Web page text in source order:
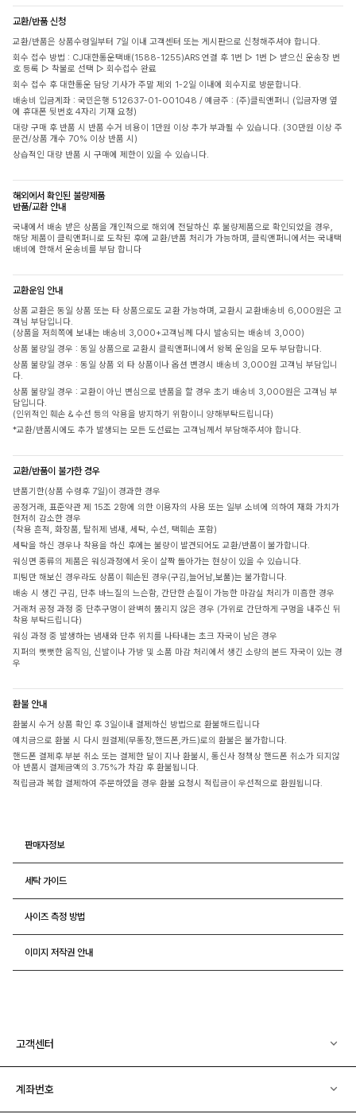
교환/반품 신청
교환/반품은 상품수령일부터 7일 이내 고객센터 또는 게시판으로 신청해주셔야 합니다.
회수 접수 방법 : CJ대한통운택배(1588-1255)ARS 연결 후 1번 ▷ 1번 ▷ 받으신 운송장 번
호 등록 ▷ 착불로 선택 ▷ 회수접수 완료
회수 접수 후 대한통운 담당 기사가 주말 제외 1-2일 이내에 회수지로 방문합니다.
배송비 입금계좌 : 국민은행 512637-01-001048 / 예금주 : (주)클릭앤퍼니 (입금자명 옆
에 휴대폰 뒷번호 4자리 기재 요청)
대량 구매 후 반품 시 반품 수거 비용이 1만원 이상 추가 부과될 수 있습니다. (30만원 이상 주
문건/상품 개수 70% 이상 반품 시)
상습적인 대량 반품 시 구매에 제한이 있을 수 있습니다.
해외에서 확인된 불량제품
반품/교환 안내
국내에서 배송 받은 상품을 개인적으로 해외에 전달하신 후 불량제품으로 확인되었을 경우,
해당 제품이 클릭앤퍼니로 도착된 후에 교환/반품 처리가 가능하며, 클릭앤퍼니에서는 국내택
배비에 한해서 운송비를 부담 합니다
교환운임 안내
상품 교환은 동일 상품 또는 타 상품으로도 교환 가능하며, 교환시 교환배송비 6,000원은 고
객님 부담입니다.
(상품을 저희쪽에 보내는 배송비 3,000+고객님께 다시 발송되는 배송비 3,000)
상품 불량일 경우 : 동일 상품으로 교환시 클릭앤퍼니에서 왕복 운임을 모두 부담합니다.
상품 불량일 경우 : 동일 상품 외 타 상품이나 옵션 변경시 배송비 3,000원 고객님 부담입니
다.
상품 불량일 경우 : 교환이 아닌 변심으로 반품을 할 경우 초기 배송비 3,000원은 고객님 부
담입니다.
(인위적인 훼손 & 수선 등의 악용을 방지하기 위함이니 양해부탁드립니다)
*교환/반품시에도 추가 발생되는 모든 도선료는 고객님께서 부담해주셔야 합니다.
교환/반품이 불가한 경우
반품기한(상품 수령후 7일)이 경과한 경우
공정거래, 표준약관 제 15조 2항에 의한 이용자의 사용 또는 일부 소비에 의하여 재화 가치가
현저히 감소한 경우
(착용 흔적, 화장품, 탈취제 냄새, 세탁, 수선, 택훼손 포함)
세탁을 하신 경우나 착용을 하신 후에는 불량이 발견되어도 교환/반품이 불가합니다.
워싱면 종류의 제품은 워싱과정에서 옷이 살짝 돌아가는 현상이 있을 수 있습니다.
피팅만 해보신 경우라도 상품이 훼손된 경우(구김,늘어남,보풀)는 불가합니다.
배송 시 생긴 구김, 단추 바느질의 느슨함, 간단한 손질이 가능한 마감실 처리가 미흡한 경우
거래처 공정 과정 중 단추구멍이 완벽히 뚫리지 않은 경우 (가위로 간단하게 구멍을 내주신 뒤
착용 부탁드립니다)
워싱 과정 중 발생하는 냄새와 단추 위치를 나타내는 초크 자국이 남은 경우
지퍼의 뻣뻣한 움직임, 신발이나 가방 및 소품 마감 처리에서 생긴 소량의 본드 자국이 있는 경
우
환불 안내
환불시 수거 상품 확인 후 3일이내 결제하신 방법으로 환불해드립니다
예치금으로 환불 시 다시 원결제(무통장,핸드폰,카드)로의 환불은 불가합니다.
핸드폰 결제후 부분 취소 또는 결제한 달이 지나 환불시, 통신사 정책상 핸드폰 취소가 되지않
아 반품시 결제금액의 3.75%가 차감 후 환불됩니다.
적립금과 복합 결제하여 주문하였을 경우 환불 요청시 적립금이 우선적으로 환원됩니다.
판매자정보
세탁 가이드
사이즈 측정 방법
이미지 저작권 안내
고객센터
계좌번호